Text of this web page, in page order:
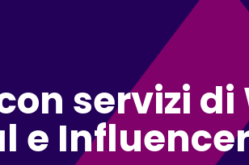
servizi di
e